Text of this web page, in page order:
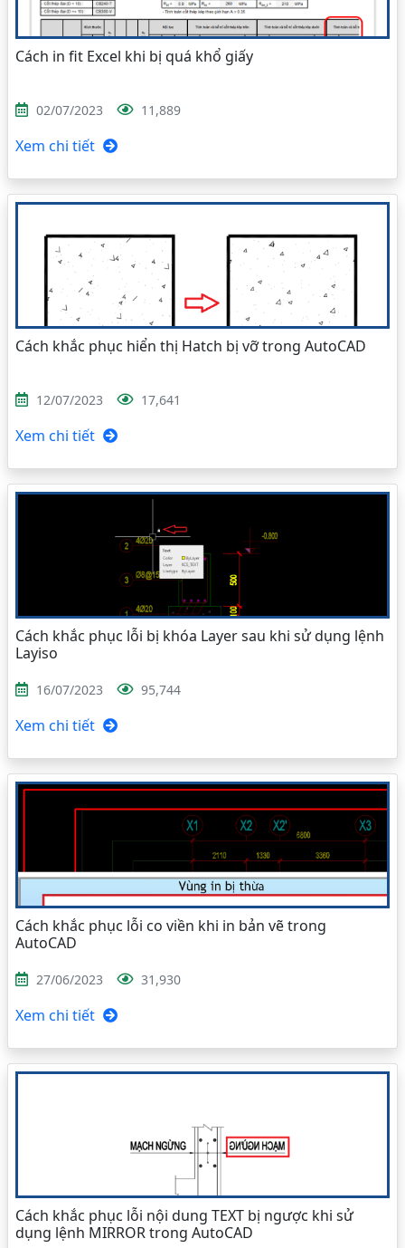
Cách in fit Excel khi bị quá khổ giấy
02/07/2023 11,889
Xem chi tiết
Cách khắc phục hiển thị Hatch bị vỡ trong AutoCAD
12/07/2023 17,641
Xem chi tiết
Cách khắc phục lỗi bị khóa Layer sau khi sử dụng lệnh
Layiso
16/07/2023 95,744
Xem chi tiết
Cách khắc phục lỗi co viền khi in bản vẽ trong
AutoCAD
27/06/2023 31,930
Xem chi tiết
Cách khắc phục lỗi nội dung TEXT bị ngược khi sử
dụng lệnh MIRROR trong AutoCAD